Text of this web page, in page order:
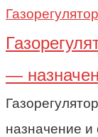
—
назначение и